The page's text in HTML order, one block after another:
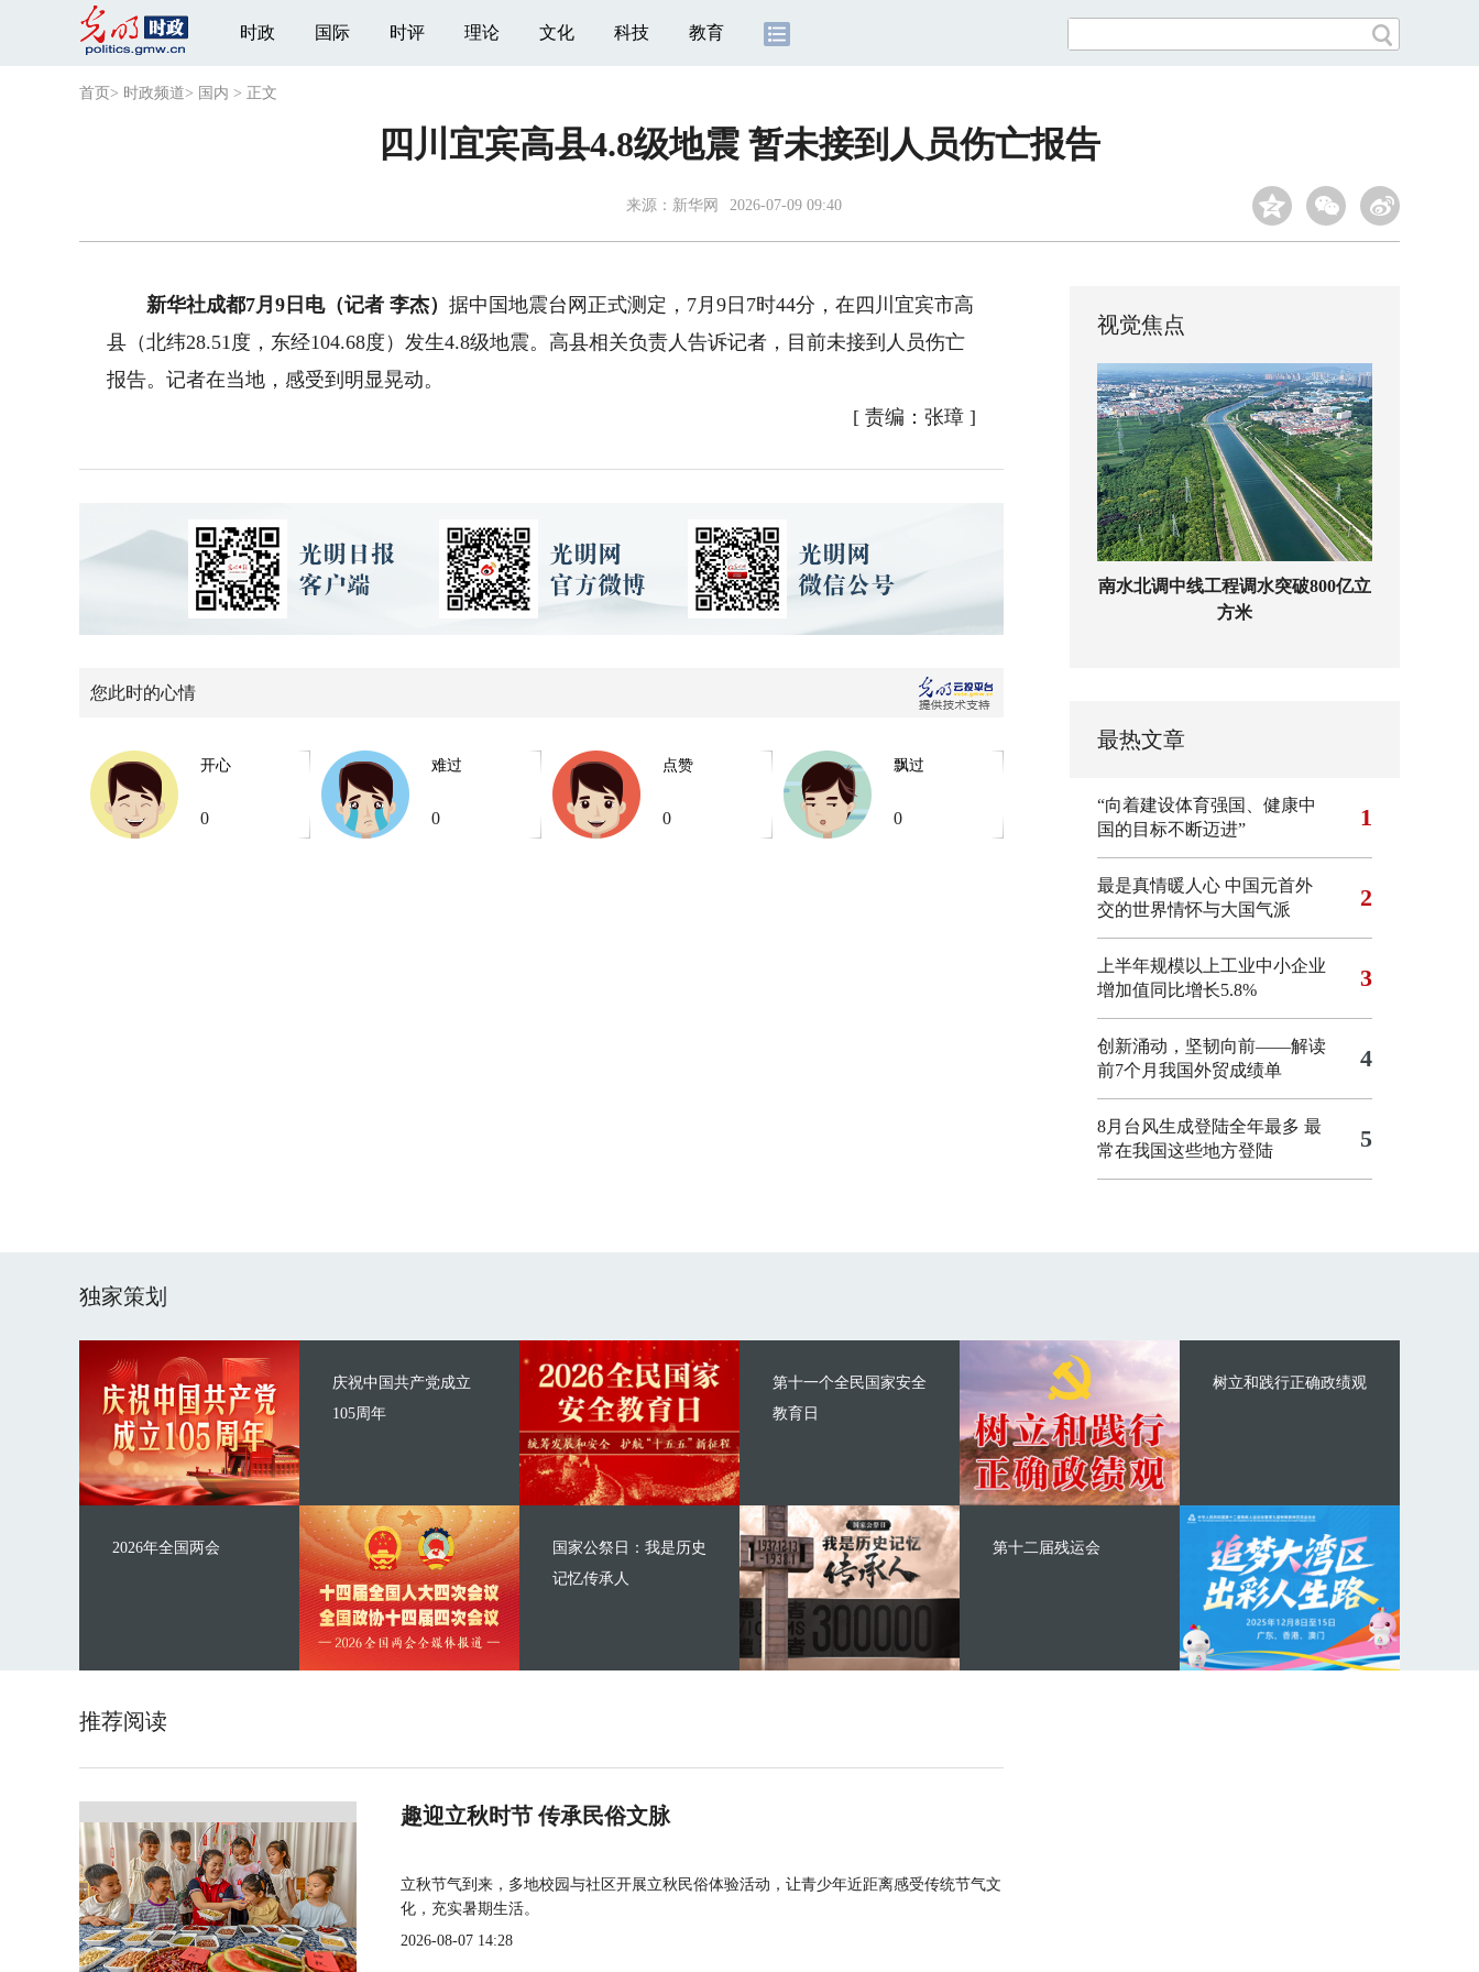
时政 国际 时评 理论 文化 科技 教育
首页 > 时政频道> 国内 > 正文
四川宜宾高县4.8级地震 暂未接到人员伤亡报告
来源： 新华网 2026-07-09 09:40
新华社成都7月9日电（记者 李杰）据中国地震台网正式测定，7月9日7时44分，在四川宜宾市高
县（北纬28.51度，东经104.68度）发生4.8级地震。高县相关负责人告诉记者，目前未接到人员伤亡
报告。记者在当地，感受到明显晃动。
[ 责编：张璋 ]
您此时的心情
开心
0
难过
0
点赞
0
飘过
0
视觉焦点
南水北调中线工程调水突破800亿立
方米
最热文章
“向着建设体育强国、健康中
国的目标不断迈进”
1
最是真情暖人心 中国元首外
交的世界情怀与大国气派
2
上半年规模以上工业中小企业
增加值同比增长5.8%
3
创新涌动，坚韧向前——解读
前7个月我国外贸成绩单
4
8月台风生成登陆全年最多 最
常在我国这些地方登陆
5
独家策划
庆祝中国共产党成立
105周年
2026年全国两会
第十一个全民国家安全
教育日
国家公祭日：我是历史
记忆传承人
树立和践行正确政绩观
第十二届残运会
推荐阅读
趣迎立秋时节 传承民俗文脉
立秋节气到来，多地校园与社区开展立秋民俗体验活动，让青少年近距离感受传统节气文
化，充实暑期生活。
2026-08-07 14:28